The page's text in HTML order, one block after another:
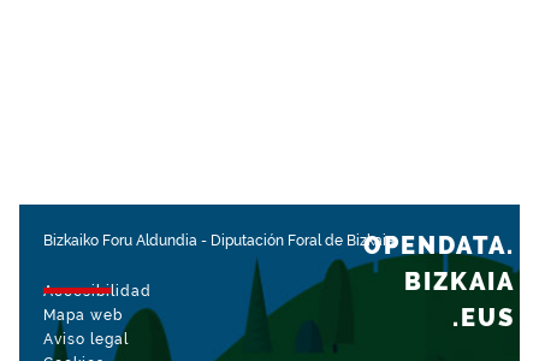
Bizkaiko Foru Aldundia - Diputación Foral de Bizkaia
Accesibilidad
Mapa web
Aviso legal
OPENDATA.
BIZKAIA
.EUS